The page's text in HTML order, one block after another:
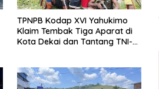
TPNPB Kodap XVI Yahukimo
Klaim Tembak Tiga Aparat di
Kota Dekai dan Tantang TNI-